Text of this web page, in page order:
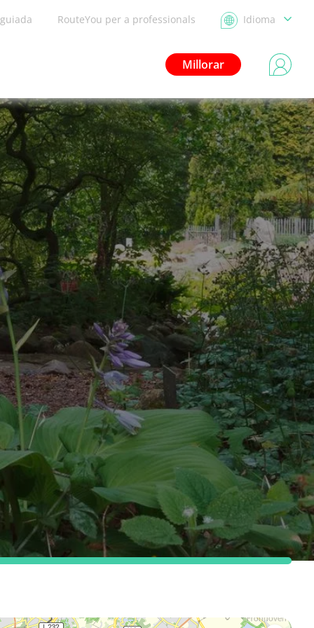
RouteYou per a professionals Idioma
Millorar